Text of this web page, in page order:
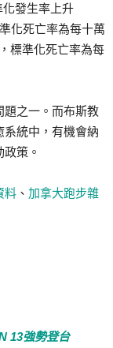
化發生率上升
化死亡率為每十萬
標準化死亡率為每
題之一。而布斯教
統中，有機會納
策。
料 、 加拿大跑步雜
13強勢登台